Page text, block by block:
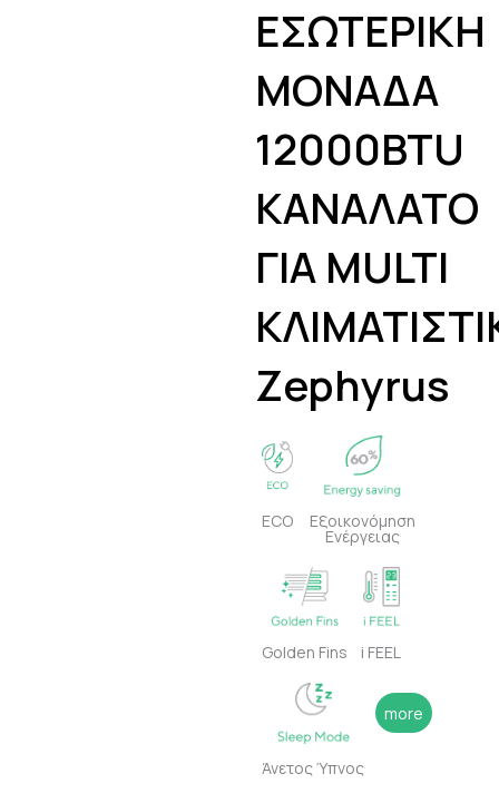
ΕΣΩΤΕΡΙΚΗ
ΜΟΝΑΔΑ
12000BTU
ΚΑΝΑΛΑΤΟ
ΓΙΑ MULTI
Zephyrus
ECO Εξοικονόμηση
Ενέργειας
Golden Fins i FEEL
Άνετος Ύπνος
more